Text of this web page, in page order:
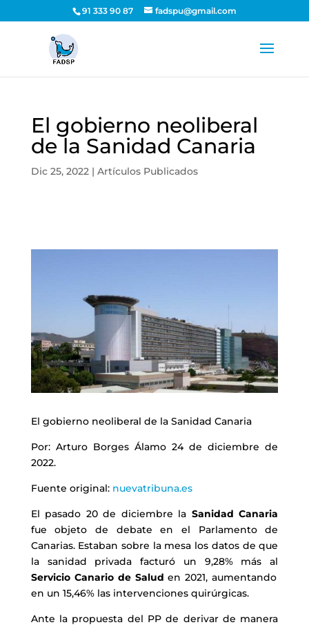
91 333 90 87 fadspu@gmail.com
El gobierno neoliberal
de la Sanidad Canaria
Dic 25, 2022| Artículos Publicados
El gobierno neoliberal de la Sanidad Canaria
Por: Arturo Borges Álamo 24 de diciembre de
2022.
Fuente original: nuevatribuna.es
El pasado 20 de diciembre la Sanidad Canaria
fue objeto de debate en el Parlamento de
Canarias. Estaban sobre la mesa los datos de que
la sanidad privada facturó un 9,28% más al
Servicio Canario de Saluden 2021, aumentando
en un 15,46% las intervenciones quirúrgicas.
Ante la propuesta del PP de derivar de manera